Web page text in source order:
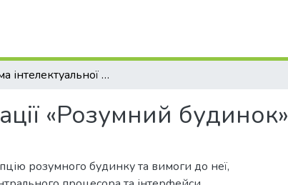
Система інтелектуальної автоматизації «Розумний будинок»
«Розумний будинок»
розумного будинку та вимоги до неї,